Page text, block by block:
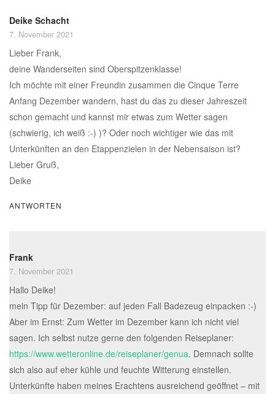
Deike Schacht
7. November 2021
Lieber Frank,
deine Wanderseiten sind Oberspitzenklasse!
Ich möchte mit einer Freundin zusammen die Cinque Terre
Anfang Dezember wandern, hast du das zu dieser Jahreszeit
schon gemacht und kannst mir etwas zum Wetter sagen
(schwierig, ich weiß :-) )? Oder noch wichtiger wie das mit
Unterkünften an den Etappenzielen in der Nebensaison ist?
Lieber Gruß,
Deike
ANTWORTEN
Frank
7. November 2021
Hallo Deike!
mein Tipp für Dezember: auf jeden Fall Badezeug einpacken :-)
Aber im Ernst: Zum Wetter im Dezember kann ich nicht viel
sagen. Ich selbst nutze gerne den folgenden Reiseplaner:
https://www.wetteronline.de/reiseplaner/genua. Demnach sollte
sich also auf eher kühle und feuchte Witterung einstellen.
Unterkünfte haben meines Erachtens ausreichend geöffnet – mit